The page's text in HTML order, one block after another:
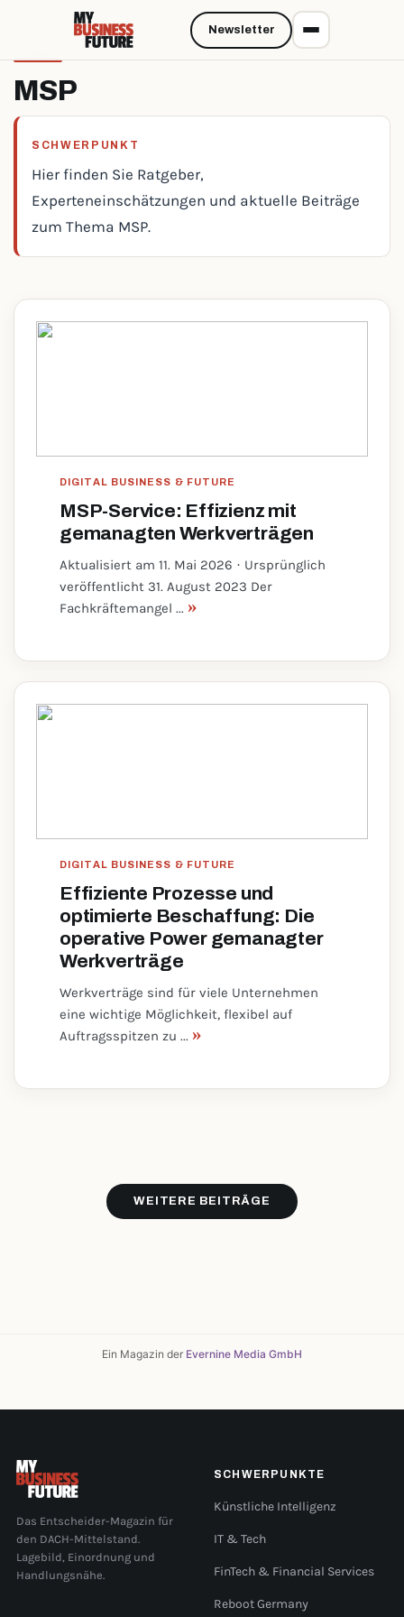
MSP
SCHWERPUNKT
Hier finden Sie Ratgeber,
Experteneinschätzungen und aktuelle Beiträge
zum Thema MSP.
DIGITAL BUSINESS & FUTURE
MSP-Service: Effizienz mit
gemanagten Werkverträgen
Aktualisiert am 11. Mai 2026 · Ursprünglich
veröffentlicht 31. August 2023 Der
Fachkräftemangel ... »
DIGITAL BUSINESS & FUTURE
Effiziente Prozesse und
optimierte Beschaffung: Die
operative Power gemanagter
Werkverträge
Werkverträge sind für viele Unternehmen
eine wichtige Möglichkeit, flexibel auf
Auftragsspitzen zu ... »
WEITERE BEITRÄGE
Ein Magazin der Evernine Media GmbH
Newsletter
Das Entscheider-Magazin für
den DACH-Mittelstand.
Lagebild, Einordnung und
Handlungsnähe.
SCHWERPUNKTE
Künstliche Intelligenz
IT & Tech
FinTech & Financial Services
Reboot Germany